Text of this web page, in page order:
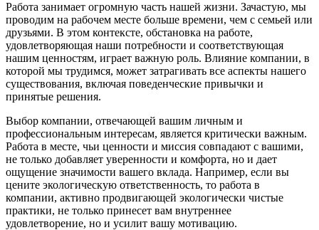
Работа занимает огромную часть нашей жизни. Зачастую, мы
проводим на рабочем месте больше времени, чем с семьей или
друзьями. В этом контексте, обстановка на работе,
удовлетворяющая наши потребности и соответствующая
нашим ценностям, играет важную роль. Влияние компании, в
которой мы трудимся, может затрагивать все аспекты нашего
существования, включая поведенческие привычки и
принятые решения.
Выбор компании, отвечающей вашим личным и
профессиональным интересам, является критически важным.
Работа в месте, чьи ценности и миссия совпадают с вашими,
не только добавляет уверенности и комфорта, но и дает
ощущение значимости вашего вклада. Например, если вы
цените экологическую ответственность, то работа в
компании, активно продвигающей экологически чистые
практики, не только принесет вам внутреннее
удовлетворение, но и усилит вашу мотивацию.